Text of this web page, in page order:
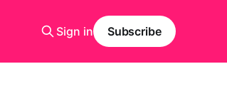
Sign in Subscribe